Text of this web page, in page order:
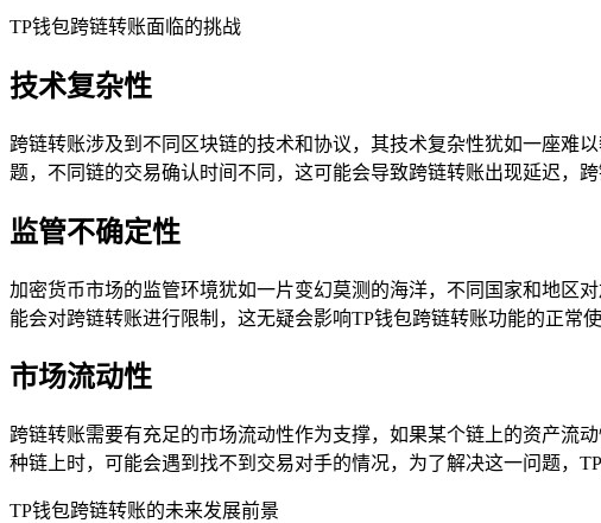
TP钱包跨链转账面临的挑战
技术复杂性
跨链转账涉及到不同区块链的技术和协议，其技术复杂性犹如一座难
题，不同链的交易确认时间不同，这可能会导致跨链转账出现延迟，
监管不确定性
加密货币市场的监管环境犹如一片变幻莫测的海洋，不同国家和地区
能会对跨链转账进行限制，这无疑会影响TP钱包跨链转账功能的正常
市场流动性
跨链转账需要有充足的市场流动性作为支撑，如果某个链上的资产流
种链上时，可能会遇到找不到交易对手的情况，为了解决这一问题，
TP钱包跨链转账的未来发展前景